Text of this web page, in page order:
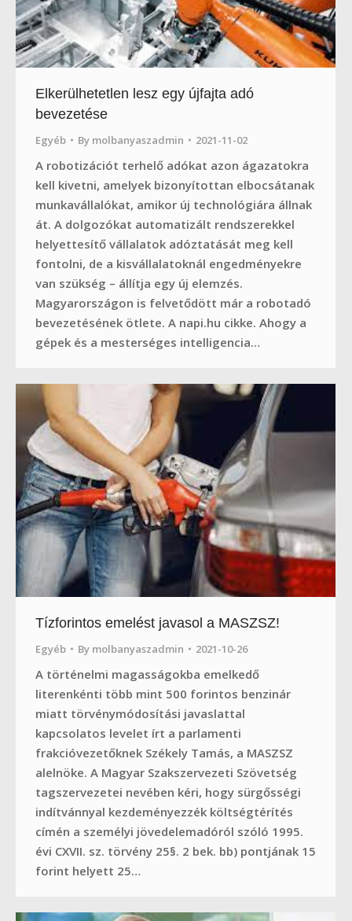
Elkerülhetetlen lesz egy újfajta adó
bevezetése
Egyéb By molbanyaszadmin 2021-11-02
A robotizációt terhelő adókat azon ágazatokra
kell kivetni, amelyek bizonyítottan elbocsátanak
munkavállalókat, amikor új technológiára állnak
át. A dolgozókat automatizált rendszerekkel
helyettesítő vállalatok adóztatását meg kell
fontolni, de a kisvállalatoknál engedményekre
van szükség – állítja egy új elemzés.
Magyarországon is felvetődött már a robotadó
bevezetésének ötlete. A napi.hu cikke. Ahogy a
gépek és a mesterséges intelligencia…
Tízforintos emelést javasol a MASZSZ!
Egyéb By molbanyaszadmin 2021-10-26
A történelmi magasságokba emelkedő
literenkénti több mint 500 forintos benzinár
miatt törvénymódosítási javaslattal
kapcsolatos levelet írt a parlamenti
frakcióvezetőknek Székely Tamás, a MASZSZ
alelnöke. A Magyar Szakszervezeti Szövetség
tagszervezetei nevében kéri, hogy sürgősségi
indítvánnyal kezdeményezzék költségtérítés
címén a személyi jövedelemadóról szóló 1995.
évi CXVII. sz. törvény 25§. 2 bek. bb) pontjának 15
forint helyett 25…